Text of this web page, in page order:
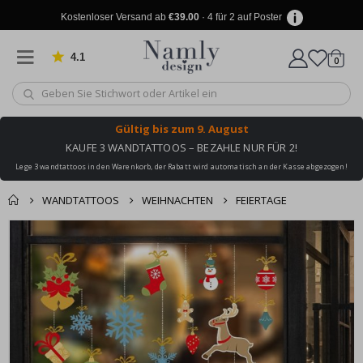
Kostenloser Versand ab €39.00· 4 für 2 auf Poster
4.1 von 1031 Bewertungen
Wagen
0
Gültig bis zum 9. August
KAUFE 3 WANDTATTOOS – BEZAHLE NUR FÜR 2!
Lege 3 wandtattoos in den Warenkorb, der Rabatt wird automatisch an der Kasse abgezogen!
WANDTATTOOS WEIHNACHTEN FEIERTAGE
Produkt zum
Warenkorb
hinzugefügt ✔️
Kostenloser Versand
erreicht!
Wagen Kasse
Ende
Bildgalerie
springen